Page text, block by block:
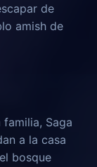
de
amish de
Saga
a la casa
bosque